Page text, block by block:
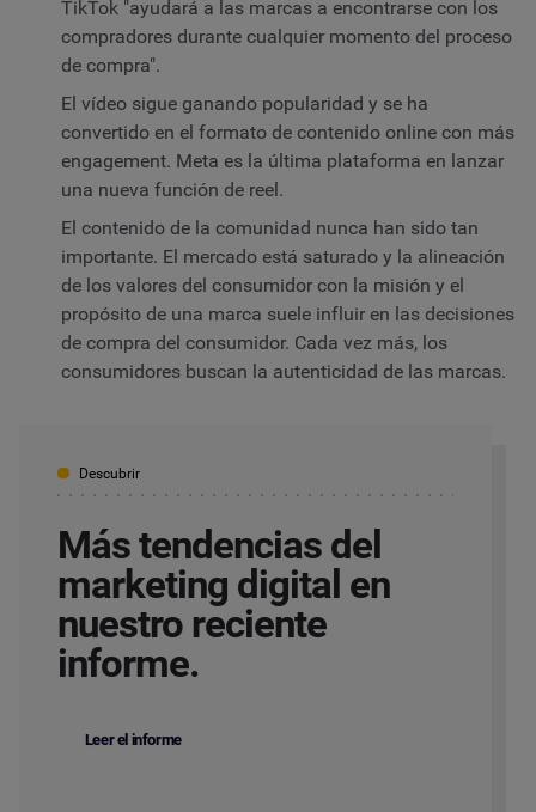
TikTok "ayudará a las marcas a encontrarse con los
compradores durante cualquier momento del proceso
de compra".
El vídeo sigue ganando popularidad y se ha
convertido en el formato de contenido online con más
engagement. Meta es la última plataforma en lanzar
una nueva función de reel.
El contenido de la comunidad nunca han sido tan
importante. El mercado está saturado y la alineación
de los valores del consumidor con la misión y el
propósito de una marca suele influir en las decisiones
de compra del consumidor. Cada vez más, los
consumidores buscan la autenticidad de las marcas.
Descubrir
Más tendencias del
marketing digital en
nuestro reciente
informe.
Leer el informe